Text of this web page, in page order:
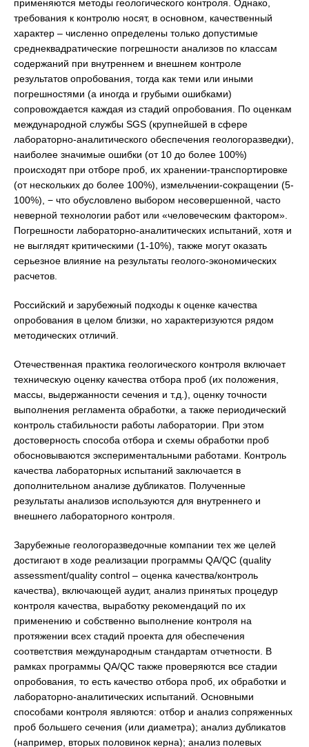
применяются методы геологического контроля. Однако,
требования к контролю носят, в основном, качественный
характер – численно определены только допустимые
среднеквадратические погрешности анализов по классам
содержаний при внутреннем и внешнем контроле
результатов опробования, тогда как теми или иными
погрешностями (а иногда и грубыми ошибками)
сопровождается каждая из стадий опробования. По оценкам
международной службы SGS (крупнейшей в сфере
лабораторно-аналитического обеспечения геологоразведки),
наиболее значимые ошибки (от 10 до более 100%)
происходят при отборе проб, их хранении-транспортировке
(от нескольких до более 100%), измельчении-сокращении (5-
100%), − что обусловлено выбором несовершенной, часто
неверной технологии работ или «человеческим фактором».
Погрешности лабораторно-аналитических испытаний, хотя и
не выглядят критическими (1-10%), также могут оказать
серьезное влияние на результаты геолого-экономических
расчетов.
Российский и зарубежный подходы к оценке качества
опробования в целом близки, но характеризуются рядом
методических отличий.
Отечественная практика геологического контроля включает
техническую оценку качества отбора проб (их положения,
массы, выдержанности сечения и т.д.), оценку точности
выполнения регламента обработки, а также периодический
контроль стабильности работы лаборатории. При этом
достоверность способа отбора и схемы обработки проб
обосновываются экспериментальными работами. Контроль
качества лабораторных испытаний заключается в
дополнительном анализе дубликатов. Полученные
результаты анализов используются для внутреннего и
внешнего лабораторного контроля.
Зарубежные геологоразведочные компании тех же целей
достигают в ходе реализации программы QA/QC (quality
assessment/quality control – оценка качества/контроль
качества), включающей аудит, анализ принятых процедур
контроля качества, выработку рекомендаций по их
применению и собственно выполнение контроля на
протяжении всех стадий проекта для обеспечения
соответствия международным стандартам отчетности. В
рамках программы QA/QC также проверяются все стадии
опробования, то есть качество отбора проб, их обработки и
лабораторно-аналитических испытаний. Основными
способами контроля являются: отбор и анализ сопряженных
проб большего сечения (или диаметра); анализ дубликатов
(например, вторых половинок керна); анализ полевых